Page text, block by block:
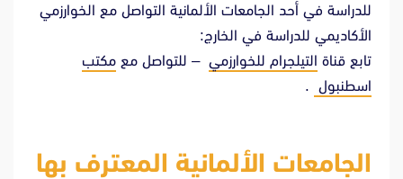
للدراسة في أحد الجامعات الألمانية التواصل مع الخوارزمي
الأكاديمي للدراسة في الخارج:
تابع قناة التيلجرام للخوارزمي – للتواصل مع مكتب
اسطنبول .
الجامعات الألمانية المعترف بها